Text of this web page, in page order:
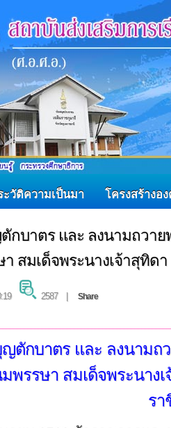
ะวัติความเป็นมา โครงสร้างอ
บาตร และ ลงนามถวาย
สมเด็จพระนางเจ้าสุทิ
2587 | Share
ตักบาตร และ ลงนามถ
พรรษา สมเด็จพระนา
รา